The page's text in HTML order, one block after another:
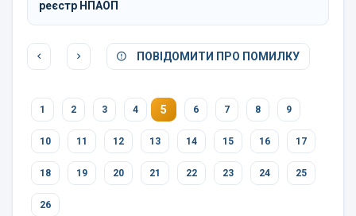
реєстр НПАОП
ПОВІДОМИТИ ПРО ПОМИЛКУ
1 2 3 4 5 6 7 8 9
10 11 12 13 14 15 16 17
18 19 20 21 22 23 24 25
26